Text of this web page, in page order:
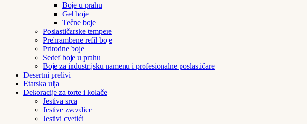
Boje u prahu
Gel boje
Tečne boje
Poslastičarske tempere
Prehrambene refil boje
Prirodne boje
Sedef boje u prahu
Boje za industrijsku namenu i profesionalne poslastičare
Desertni prelivi
Etarska ulja
Dekoracije za torte i kolače
Jestiva srca
Jestive zvezdice
Jestivi cvetići